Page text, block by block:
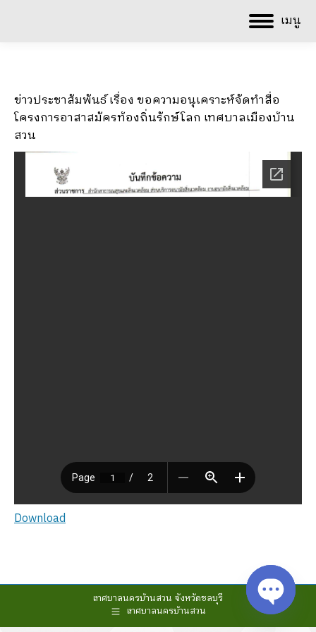
เมนู
ข่าวประชาสัมพันธ์ เรื่อง ขอความอนุเคราะห์จัดทำสื่อ
โครงการอาสาสมัครท้องถิ่นรักษ์โลก เทศบาลเมืองบ้าน
สวน
Download
เทศบาลนครบ้านสวน จังหวัดชลบุรี
เทศบาลนครบ้านสวน